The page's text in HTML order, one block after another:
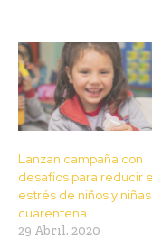
Lanzan campaña con
desafíos para reducir
estrés de niños y
cuarentena
29 Abril, 2020